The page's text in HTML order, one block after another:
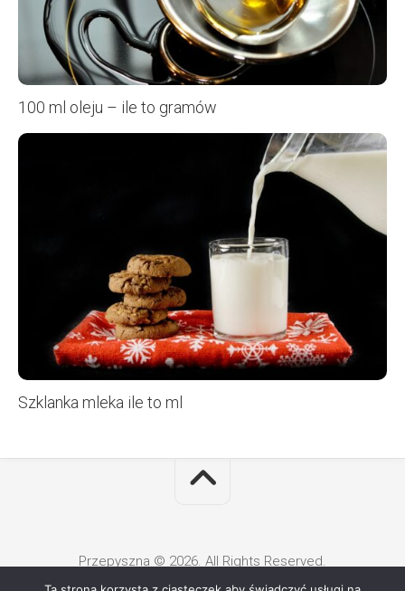
100 ml oleju – ile to gramów
Szklanka mleka ile to ml
Przepyszna © 2026. All Rights Reserved.